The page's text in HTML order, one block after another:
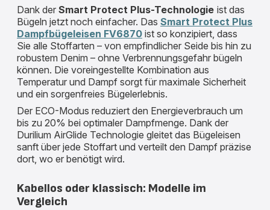
Dank der Smart Protect Plus-Technologie ist das
Bügeln jetzt noch einfacher. Das Smart Protect Plus
Dampfbügeleisen FV6870 ist so konzipiert, dass
Sie alle Stoffarten – von empfindlicher Seide bis hin zu
robustem Denim – ohne Verbrennungsgefahr bügeln
können. Die voreingestellte Kombination aus
Temperatur und Dampf sorgt für maximale Sicherheit
und ein sorgenfreies Bügelerlebnis.
Der ECO-Modus reduziert den Energieverbrauch um
bis zu 20% bei optimaler Dampfmenge. Dank der
Durilium AirGlide Technologie gleitet das Bügeleisen
sanft über jede Stoffart und verteilt den Dampf präzise
dort, wo er benötigt wird.
Kabellos oder klassisch: Modelle im
Vergleich